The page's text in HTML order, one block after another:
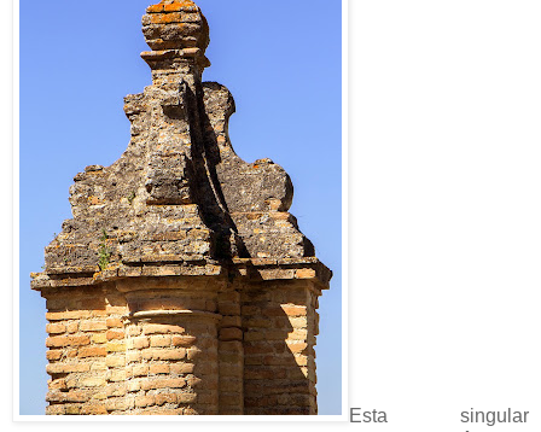
Esta singular